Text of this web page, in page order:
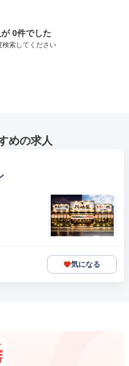
0件でした
検索してください
めの求人
気になる